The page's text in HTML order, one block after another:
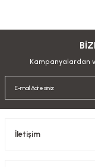
Kampanyalardan
İletişim